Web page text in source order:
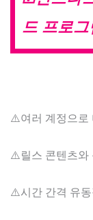
드 프로그
⚠️여러 계정으로
⚠️릴스 콘텐츠와
⚠️시간 간격 유동